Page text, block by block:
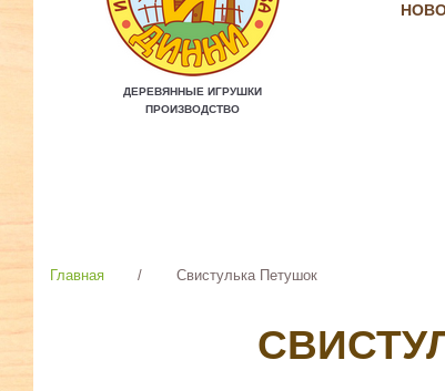
ДЕРЕВЯННЫЕ ИГРУШКИ
ПРОИЗВОДСТВО
Главная / Свистулька Петушок